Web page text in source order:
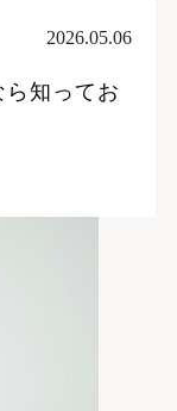
2026.05.06
知ってお